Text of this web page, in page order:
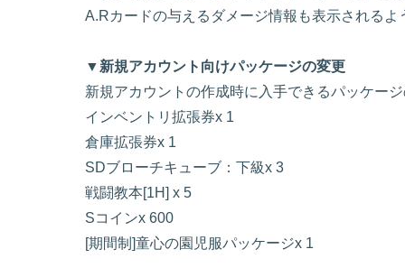
A.Rカードの与えるダメージ情報も表示されるよ
▼新規アカウント向けパッケージの変更
新規アカウントの作成時に入手できるパッケー
インベントリ拡張券x 1
倉庫拡張券x 1
SDブローチキューブ：下級x 3
戦闘教本[1H] x 5
Sコインx 600
[期間制]童心の園児服パッケージx 1